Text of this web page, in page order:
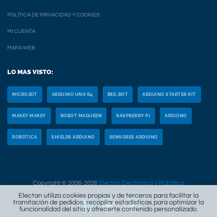
POLÍTICA DE PRIVACIDAD Y COOKIES
MI CUENTA
MAPA WEB
LO MAS VISTO:
MICRO:BIT ARDUINO UNO R4 BEE-BOT ARDUINO STARTER KIT
MAKEY MAKEY ROBOT MAQUEEN RASPBERRY PI ARDUINO
ROBÓTICA SHIELDS ARDUINO SENSORES ARDUINO
Copyright © 2006-2026 Electan Electrónica y Robótica
Electan utiliza cookies propias y de terceros para facilitar la
tramitación de pedidos, recopilar estadísticas para optimizar la
funcionalidad del sitio y ofrecerte contenido personalizado.